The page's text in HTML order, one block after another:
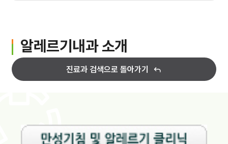
퇴원수속
응급진료
알레르기내과 소개
진료과 검색으로 돌아가기